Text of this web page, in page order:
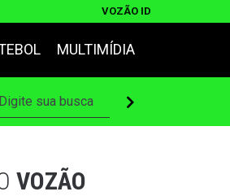
VOZÃO ID
MULTIMÍDIA
VOZÃO